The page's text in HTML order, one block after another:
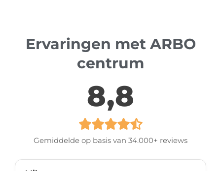
Ervaringen met ARBO
centrum
8,8
Gemiddelde op basis van 34.000+ reviews